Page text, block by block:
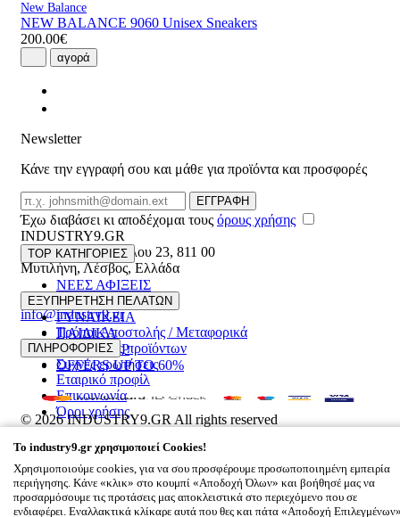
New Balance
NEW BALANCE 9060 Unisex Sneakers
200.00€
αγορά
Newsletter
Κάνε την εγγραφή σου και μάθε για προϊόντα και προσφορές
Email
ΕΓΓΡΑΦΗ
Έχω διαβάσει κι αποδέχομαι τους όρους χρήσης
INDUSTRY9.GR
Ελευθέριου Βενιζέλου 23, 811 00
Μυτιλήνη,Λέσβος,Ελλάδα
22510 55629
info@industry9.gr
TOP ΚΑΤΗΓΟΡΙΕΣ
ΝΕΕΣ ΑΦΙΞΕΙΣ
ΑΝΔΡΙΚΑ
ΓΥΝΑΙΚΕΙΑ
ΠΑΙΔΙΚΑ
ΑΞΕΣΟΥΑΡ
OFFERS UP TO 60%
ΕΞΥΠΗΡΕΤΗΣΗ ΠΕΛΑΤΩΝ
Τρόποι Αποστολής / Μεταφορικά
Επιστροφές προϊόντων
Συχνές ερωτήσεις
ΠΛΗΡΟΦΟΡΙΕΣ
Εταιρικό προφίλ
Επικοινωνία
Όροι χρήσης
© 2026INDUSTRY9.GR All rights reserved
× Το Καλάθι Σου
0
Βάλε κάτι στο καλάθι σου
To industry9.gr χρησιμοποιεί Cookies!
Χρησιμοποιούμε cookies, για να σου προσφέρουμε προσωποποιημένη εμπειρία
περιήγησης. Κάνε «κλικ» στο κουμπί «Αποδοχή Όλων» και βοήθησέ μας να
προσαρμόσουμε τις προτάσεις μας αποκλειστικά στο περιεχόμενο που σε
ενδιαφέρει. Εναλλακτικά κλίκαρε αυτά που θες και πάτα «Αποδοχή